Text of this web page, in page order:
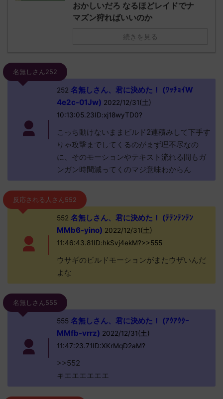
おかしいだろ なるほどレイドでナ
マズン狩ればいいのか
続きを見る
名無しさん252
252 名無しさん、君に決めた！ (ﾜｯﾁｮｲW
4e2c-01Jw) 2022/12/31(土)
10:13:05.23ID:xj18wyTD0?
こっち動けないままビルド2連積みして下手す
りゃ攻撃までしてくるのがまず理不尽なの
に、そのモーションやテキスト流れる間もガ
ンガン時間減ってくのマジ意味わからん
反応される人さん552
552 名無しさん、君に決めた！ (ﾃﾃﾝﾃﾝﾃﾝ
MMb6-yino) 2022/12/31(土)
11:46:43.81ID:hkSvj4ekM?>>555
ウサギのビルドモーションがまたウザいんだ
よな
名無しさん555
555名無しさん、君に決めた！ (ｱｳｱｳｸｰ
MMfb-vrrz) 2022/12/31(土)
11:47:23.71ID:XKrMqD2aM?
>>552
キエエエエエエ